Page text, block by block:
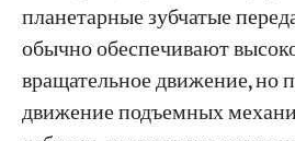
планетарные зубчатые
обычно обеспечивают
вращательное движение, но
движение подъемных